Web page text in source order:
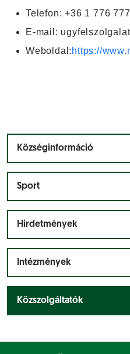
Telefon: +36 1 776
E-mail:
Weboldal: https://
Községinformáció
Sport
Hirdetmények
Intézmények
Közszolgáltatók